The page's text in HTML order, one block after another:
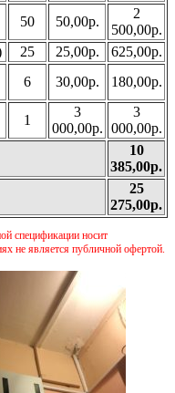
50 50,00р.
2
500,00р.
25 25,00р.
625,00р.
6 30,00р. 180,00р.
1
3
000,00р.
3
000,00р.
10
385,00р.
25
275,00р.
спецификации носит
не является публичной офертой.